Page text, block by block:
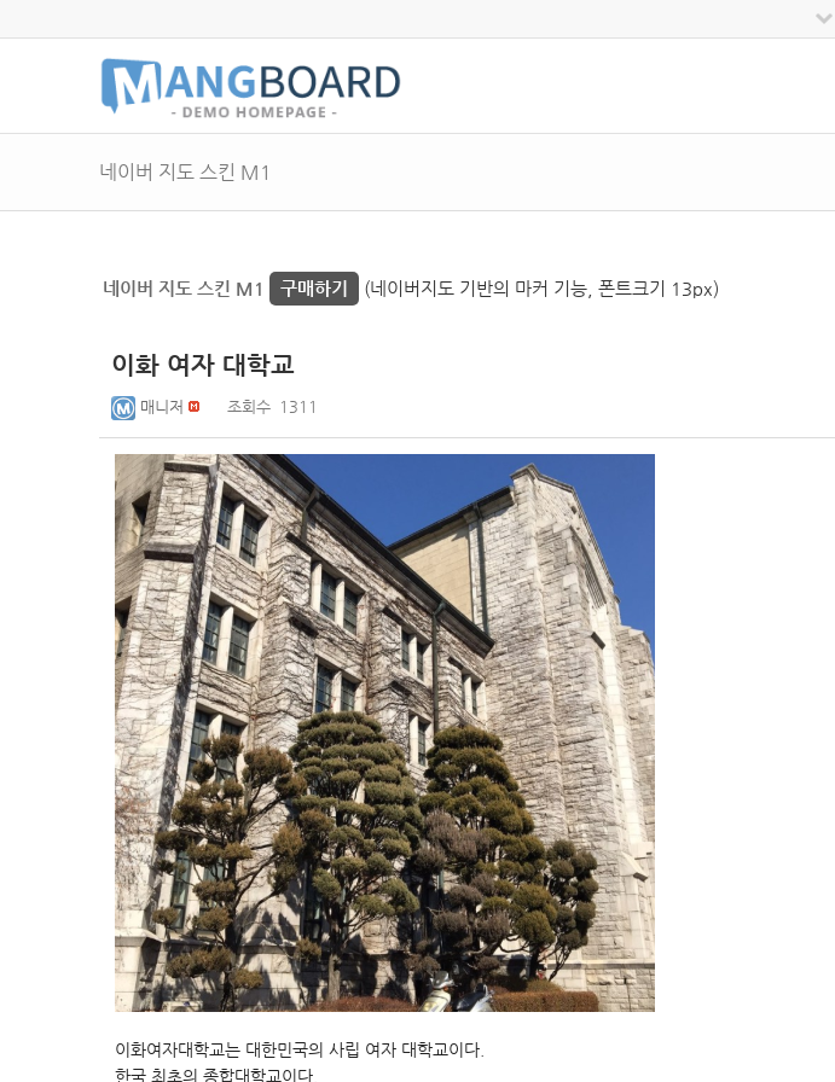
네이버 지도 스킨 M1
네이버 지도 스킨 M1 구매하기 (네이버지도 기반의 마커 기능, 폰트크기 13px)
이화 여자 대학교
매니저 조회수 1311
이화여자대학교는 대한민국의 사립 여자 대학교이다.
한국 최초의 종합대학교이다.